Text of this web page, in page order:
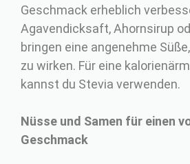
Geschmack erheblich
Agavendicksaft, Ahornsirup
bringen eine angenehme
zu wirken. Für eine
kannst du Stevia verwenden.
Nüsse und Samen für einen
Geschmack